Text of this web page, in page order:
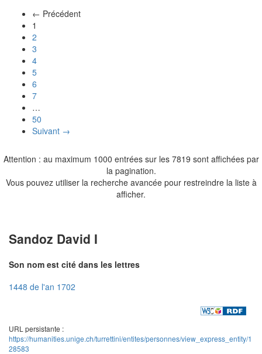
← Précédent
1
2
3
4
5
6
7
…
50
Suivant →
Attention : au maximum 1000 entrées sur les 7819 sont affichées par
la pagination.
Vous pouvez utiliser la recherche avancée pour restreindre la liste à
afficher.
Sandoz David I
Son nom est cité dans les lettres
1448 de l'an 1702
URL persistante :
https://humanities.unige.ch/turrettini/entites/personnes/view_express_entity/1
28583